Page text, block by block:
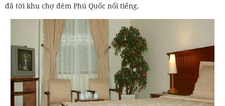
đã tới khu chợ đêm Phú Quốc nổi tiếng.